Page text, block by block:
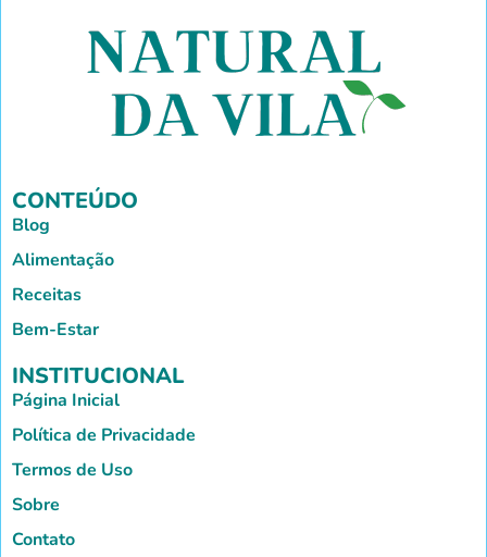
CONTEÚDO
Blog
Alimentação
Receitas
Bem-Estar
INSTITUCIONAL
Página Inicial
Política de Privacidade
Termos de Uso
Sobre
Contato